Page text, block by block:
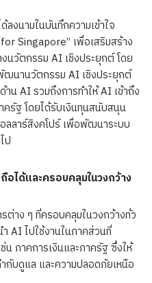
งนามในบันทึกความเข้าใจ
Singapore” เพื่อเสริมสร้าง
นวัตกรรม AI เชิงประยุกต์ โดย
ฒนานวัตกรรม AI เชิงประยุกต์
น AI รวมถึงการทำให้ AI เข้าถึง
ครัฐ โดยได้รับเงินทุนสนับสนุน
ลลาร์สิงคโปร์ เพื่อพัฒนาระบบ
ป
อได้และครอบคลุมในวงกว้าง
ต่าง ๆ ที่ครอบคลุมในวงกว้างทั่ว
AI ไปใช้งานในภาคส่วนที่
น ภาคการเงินและภาครัฐ ซึ่งให้
บดูแล และความปลอดภัยเหนือ